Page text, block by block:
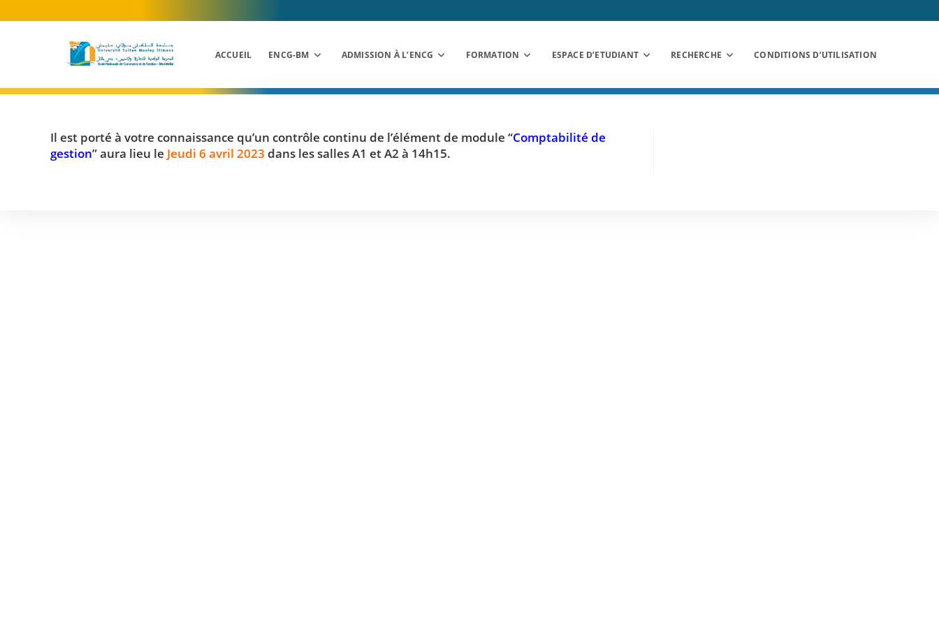
to
ACCUEIL ENCG-BM ADMISSION À L’ENCG FORMATION ESPACE D’ETUDIANT RECHERCHE CONDITIONS D’UTILISATION
Il est porté à votre connaissance qu’un contrôle continu de l’élément de module “Comptabilité de
gestion” aura lieu le Jeudi 6 avril 2023 dans les salles A1 et A2 à 14h15.